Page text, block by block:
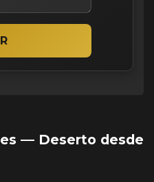
— Deserto desde